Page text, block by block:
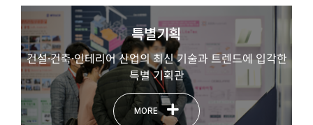
특별기획
건설·건축·인테리어 산업의 최신 기술과 트렌드에 입각한
특별 기획관
MORE